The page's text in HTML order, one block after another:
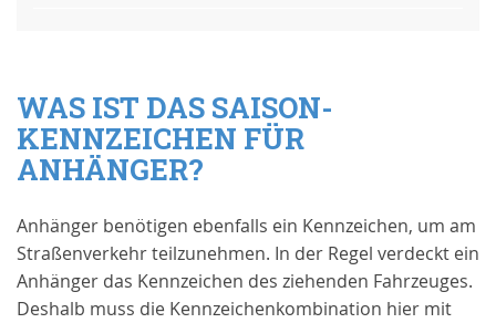
WAS IST DAS SAISON-
KENNZEICHEN FÜR
ANHÄNGER?
Anhänger benötigen ebenfalls ein Kennzeichen, um am
Straßenverkehr teilzunehmen. In der Regel verdeckt ein
Anhänger das Kennzeichen des ziehenden Fahrzeuges.
Deshalb muss die Kennzeichenkombination hier mit